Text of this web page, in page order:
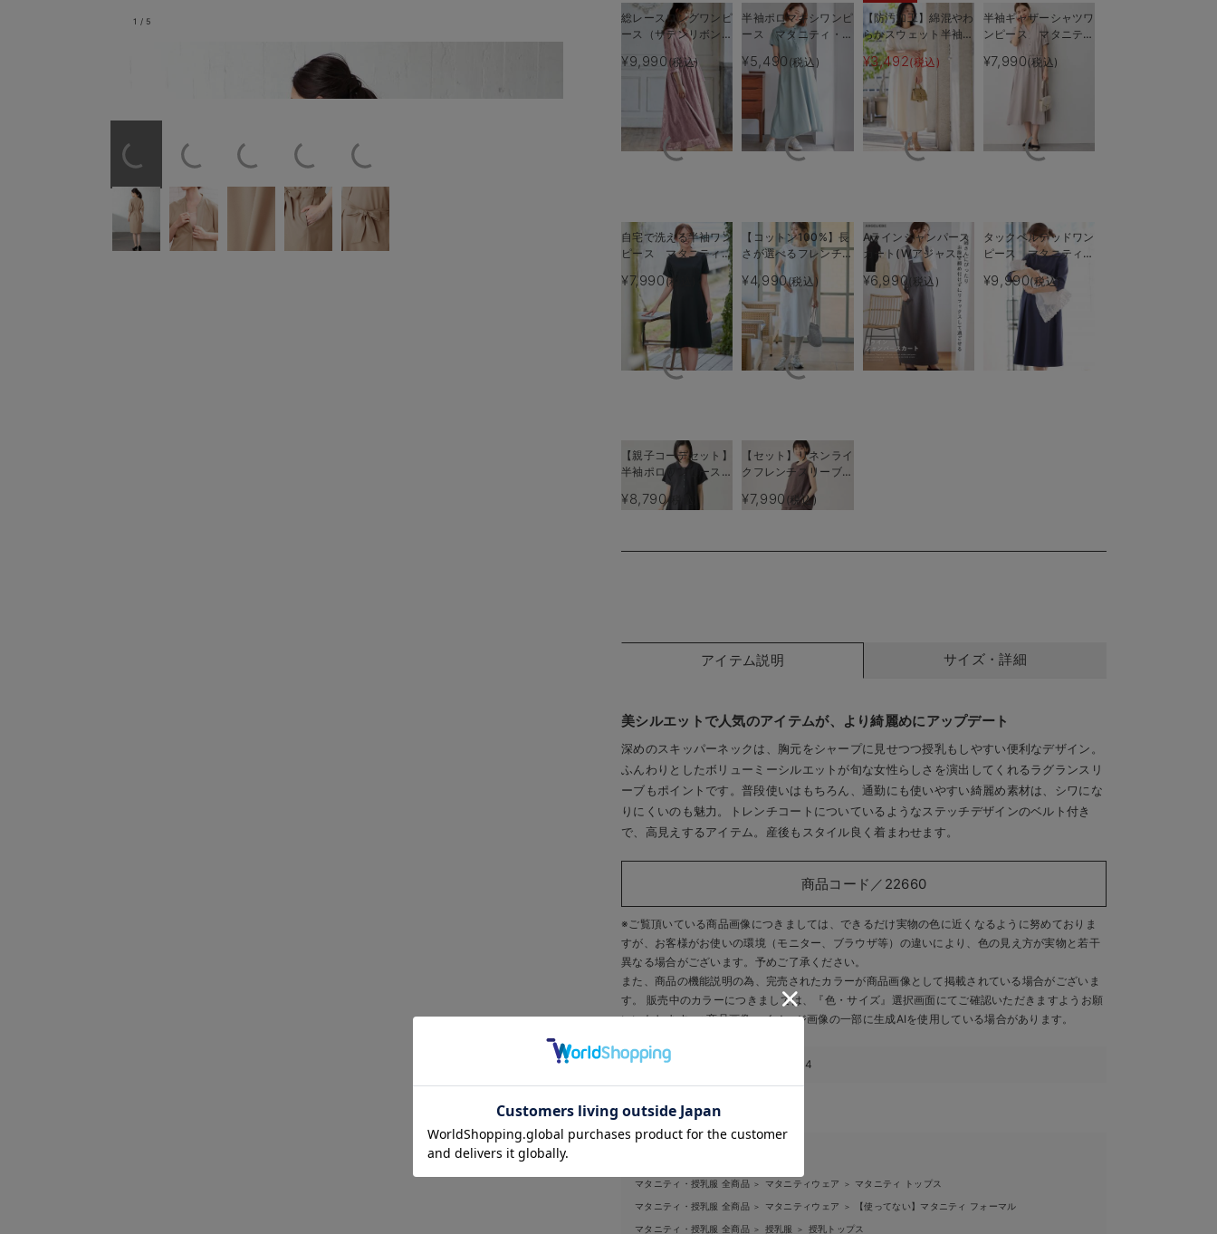
バックスタイル スキッパーネックから授乳も簡単にできます
1 / 5
総レースロングワンピ
ース（サテンリボンベ
ルト付） マタニテ
ィ・授乳服【出産後も
長く使える】
¥9,990(税込)
半袖ポロマキシワンピ
ース マタニティ・授
乳服【出産後も長く使
える】
¥5,490 (税込)
【防汚加工】綿混やわ
らかスウェット半袖フ
レアワンピース マタ
ニティ・産後【出産後
も長く使える】
¥3,492(税込)
半袖ギャザーシャツワ
ンピース マタニテ
ィ・産後授乳服【出産
後も長く使える】
¥7,990(税込)
自宅で洗える半袖ワン
ピース マタニティ・
授乳服【出産後も長く
使える】
¥7,990(税込)
【コットン100%】長
さが選べるフレンチス
リーブワンピース マ
タニティ・産後授乳服
【出産後も長く使え
る】
¥4,990(税込)
Aラインジャンパース
カート(Wアジャスタ
ー付) マタニティ・
授乳服【出産後も長く
着られる】
¥6,990 (税込)
タックベルテッドワン
ピース マタニティ・
授乳服【出産後も長く
使える】
¥9,990(税込)
【親子コーデセット】
半袖ポロワンピース
（ひざ下丈）＆襟付き
ポロロンパース 出産
¥8,790(税込)
【セット】リネンライ
クフレンチスリーブト
ップス＆セミフレアス
カートセットアップ
る】
¥7,990(税込)
アイテム説明 サイズ・詳細
美シルエットで人気のアイテムが、より綺麗めにアップデート
深めのスキッパーネックは、胸元をシャープに見せつつ授乳もしやすい便利なデザイン。
ふんわりとしたボリューミーシルエットが旬な女性らしさを演出してくれるラグランスリ
ーブもポイントです。普段使いはもちろん、通勤にも使いやすい綺麗め素材は、シワにな
りにくいのも魅力。トレンチコートについているようなステッチデザインのベルト付き
で、高見えするアイテム。産後もスタイル良く着まわせます。
商品コード／22660
※ご覧頂いている商品画像につきましては、できるだけ実物の色に近くなるように努めておりま
すが、 お客様がお使いの環境（モニター、ブラウザ等）の違いにより、色の見え方が実物と若干
異なる場合がございます。予めご了承ください。
また、商品の機能説明の為、完売されたカラーが商品画像として掲載されている場合がございま
す。 販売中のカラーにつきましては、『色・サイズ』選択画面にてご確認いただきますようお願
いいたします。※商品画像・イメージ画像の一部に生成AIを使用している場合があります。
このアイテムのお気に入り登録数 4
関連カテゴリ
マタニティ・授乳服 全商品 ＞ マタニティウェア ＞ マタニティ トップス
マタニティ・授乳服 全商品 ＞ マタニティウェア ＞ 【使ってない】マタニティ フォーマル
マタニティ・授乳服 全商品 ＞ 授乳服 ＞ 授乳トップス
お気に入り商品を確認する